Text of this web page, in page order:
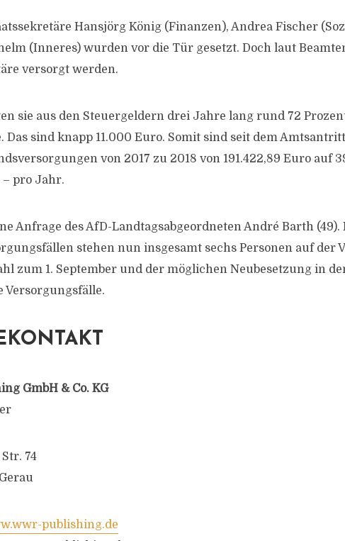
Hansjörg König (Finanzen), Andrea Fischer
(Inneres) wurden vor die Tür gesetzt. Doch laut
versorgt werden.
sie aus den Steuergeldern drei Jahre lang rund 72
Das sind knapp 11.000 Euro. Somit sind seit dem
von 2017 zu 2018 von 191.422,89 Euro auf
– pro Jahr.
Anfrage des AfD-Landtagsabgeordneten André Barth
stehen nun insgesamt sechs Personen auf der
zum 1. September und der möglichen Neubesetzung in
Versorgungsfälle.
GmbH & Co. KG
74
publishing.de